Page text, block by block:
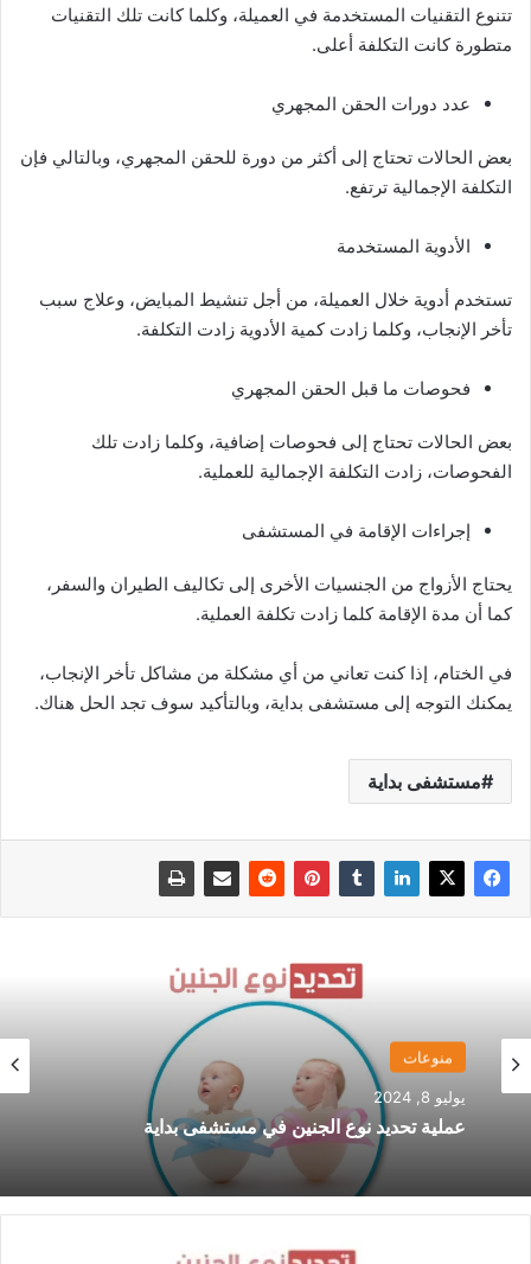
تتنوع التقنيات المستخدمة في العميلة، وكلما كانت تلك التقنيات
متطورة كانت التكلفة أعلى.
عدد دورات الحقن المجهري
بعض الحالات تحتاج إلى أكثر من دورة للحقن المجهري، وبالتالي فإن
التكلفة الإجمالية ترتفع.
الأدوية المستخدمة
تستخدم أدوية خلال العميلة، من أجل تنشيط المبايض، وعلاج سبب
تأخر الإنجاب، وكلما زادت كمية الأدوية زادت التكلفة.
فحوصات ما قبل الحقن المجهري
بعض الحالات تحتاج إلى فحوصات إضافية، وكلما زادت تلك
الفحوصات، زادت التكلفة الإجمالية للعملية.
إجراءات الإقامة في المستشفى
يحتاج الأزواج من الجنسيات الأخرى إلى تكاليف الطيران والسفر،
كما أن مدة الإقامة كلما زادت تكلفة العملية.
في الختام، إذا كنت تعاني من أي مشكلة من مشاكل تأخر الإنجاب،
يمكنك التوجه إلى مستشفى بداية، وبالتأكيد سوف تجد الحل هناك.
مستشفى بداية
منوعات
مارس 27, 2025
منوعات
يوليو 8, 2024
عملية تحديد نوع الجنين في مستشفى بداية